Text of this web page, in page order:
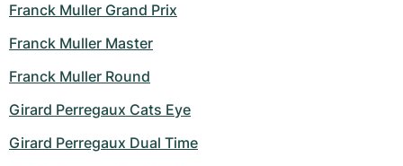
Franck Muller Grand Prix
Franck Muller Master
Franck Muller Round
Girard Perregaux Cats Eye
Girard Perregaux Dual Time